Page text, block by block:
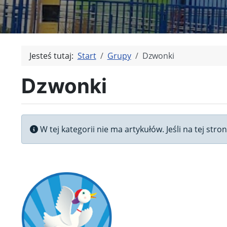
Jesteś tutaj: Start Grupy Dzwonki
Dzwonki
Informacja
W tej kategorii nie ma artykułów. Jeśli na tej